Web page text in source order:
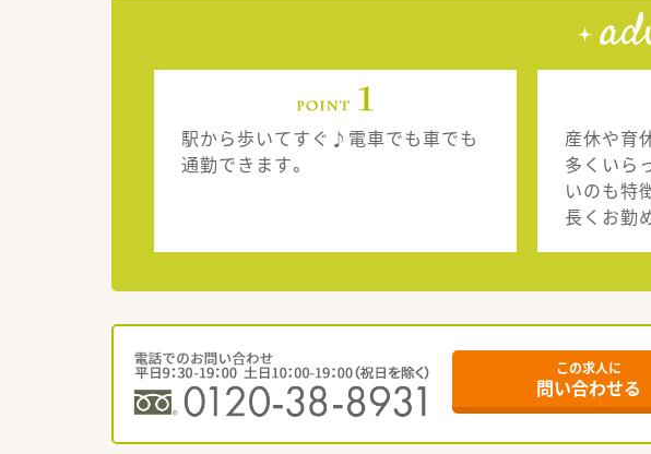
駅から歩いてすぐ♪電車でも車でも
通勤できます。
産休や育
多くいら
いのも特
長くお勤
この求人に
問い合わせる